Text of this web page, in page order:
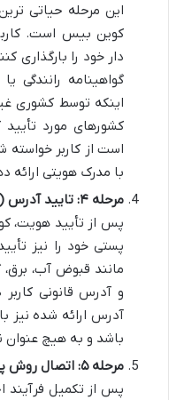
این مرحله حیاتی
کوین بیس است.
دار خود را بارگذاری
گواهینامه رانندگی
اینکه توسط کشوری
کشورهای مورد
است از کاربر
با مدرک هویتی ارائه
مرحله ۴: تایید آدرس (Address Verification):
پس از تأیید هویت،
پستی خود را نیز
مانند قبوض آب،
و آدرس قانونی
آدرس ارائه شده نیز
باشد و به هیچ عنوان
مرحله ۵: اتصال روش پرداخت:
پس از تکمیل فرآیند